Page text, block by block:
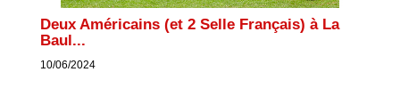
Deux Américains (et 2 Selle Français) à La
Baul...
10/06/2024